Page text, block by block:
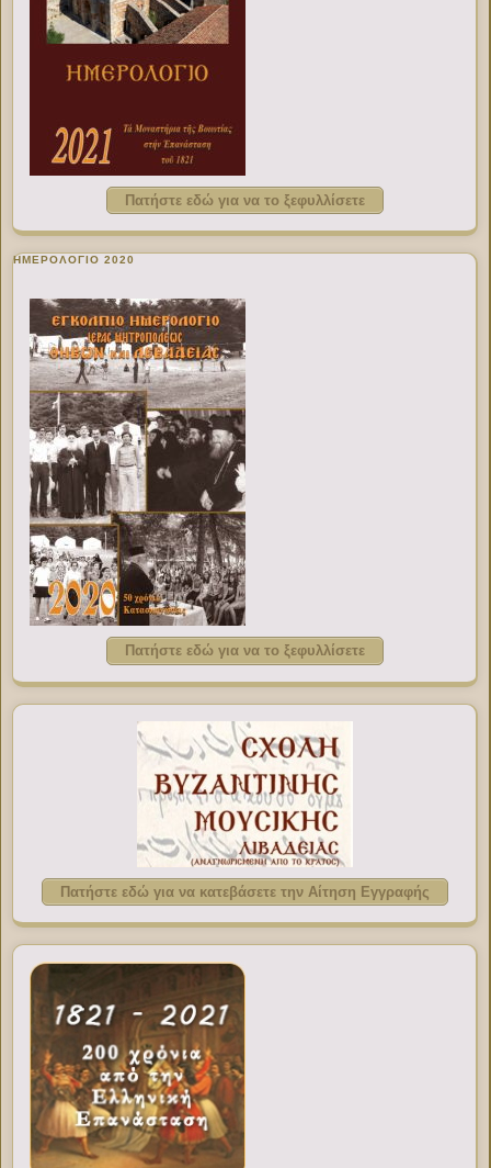
Πατήστε εδώ για να το ξεφυλλίσετε
ΗΜΕΡΟΛΟΓΙΟ 2020
Πατήστε εδώ για να το ξεφυλλίσετε
Πατήστε εδώ για να κατεβάσετε την Αίτηση Εγγραφής